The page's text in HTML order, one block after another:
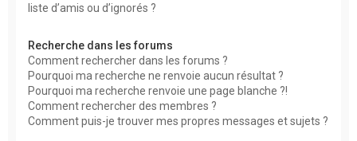
liste d’amis ou d’ignorés ?
Recherche dans les forums
Comment rechercher dans les forums ?
Pourquoi ma recherche ne renvoie aucun résultat ?
Pourquoi ma recherche renvoie une page blanche ?!
Comment rechercher des membres ?
Comment puis-je trouver mes propres messages et sujets ?